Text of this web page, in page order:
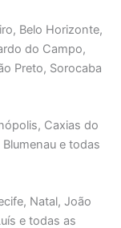
Belo Horizonte,
do Campo,
Preto, Sorocaba
Caxias do
e todas
Natal, João
e todas as